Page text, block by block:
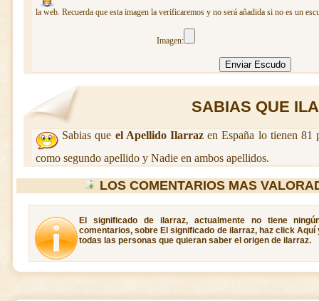
la web. Recuerda que esta imagen la verificaremos y no será añadida si no es un
Imagen:
SABIAS QUE
Sabias que el Apellido Ilarraz en España lo tienen 81
como segundo apellido y Nadie en ambos apellidos.
LOS COMENTARIOS MAS
El significado de ilarraz, actualmente no tiene
comentarios, sobre El significado de ilarraz, haz click
todas las personas que quieran saber el origen de ilarraz.